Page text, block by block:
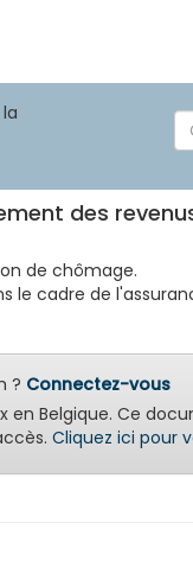
des
de chômage.
le cadre de
? Connectez-vous
Belgique. Ce
Cliquez ici pour